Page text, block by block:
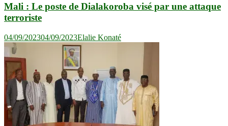
Mali : Le poste de Dialakoroba visé par une attaque
terroriste
04/09/202304/09/2023Elalie Konaté